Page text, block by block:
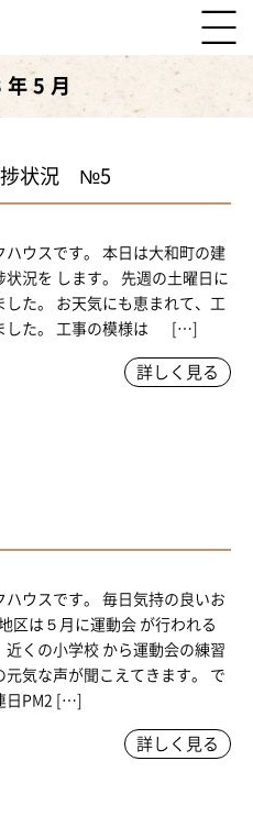
5月
捗状況 №5
ハウスです。 本日は大和町の建
状況を します。 先週の土曜日に
した。 お天気にも恵まれて、工
した。 工事の模様は […]
詳しく見る
ハウスです。 毎日気持の良いお
区は５月に運動会 が行われる
近くの小学校 から運動会の練習
元気な声が聞こえてきます。 で
日PM2 […]
詳しく見る